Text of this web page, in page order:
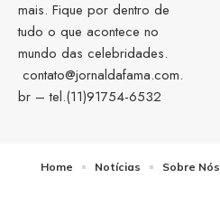
mais. Fique por dentro de
tudo o que acontece no
mundo das celebridades.
contato@jornaldafama.com.
br – tel.(11)91754-6532
Home Notícias Sobre Nós